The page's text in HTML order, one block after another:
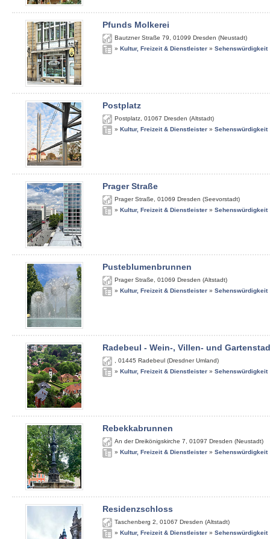
Pfunds Molkerei
Bautzner Straße 79 01099 Dresden (Neustadt)
» Kultur, Freizeit & Dienstleister » Sehenswürdigkeit
Postplatz
Postplatz 01067 Dresden (Altstadt)
» Kultur, Freizeit & Dienstleister » Sehenswürdigkeit
Prager Straße
Prager Straße 01069 Dresden (Seevorstadt)
» Kultur, Freizeit & Dienstleister » Sehenswürdigkeit
Pusteblumenbrunnen
Prager Straße 01069 Dresden (Altstadt)
» Kultur, Freizeit & Dienstleister » Sehenswürdigkeit
Radebeul - Wein-, Villen- und
01445 Radebeul (Dresdner Umland)
» Kultur, Freizeit & Dienstleister » Sehenswürdigkeit
Rebekkabrunnen
An der Dreikönigskirche 7 01097 Dresden (Neustadt)
» Kultur, Freizeit & Dienstleister » Sehenswürdigkeit
Residenzschloss
Taschenberg 2 01067 Dresden (Altstadt)
» Kultur, Freizeit & Dienstleister » Sehenswürdigkeit